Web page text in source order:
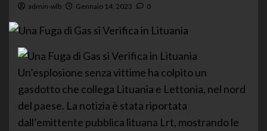
admin-wlb Gennaio 14, 2023 0
Un’esplosione senza vittime ha colpito un
gasdotto che collega Lituania e Lettonia, nel nord
del paese. La notizia è stata riportata
dall’emittente pubblica lituana Lrt, mostrando le